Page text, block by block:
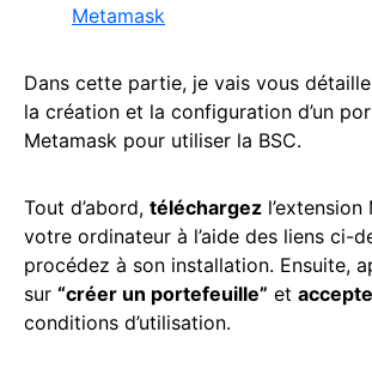
Metamask
Dans cette partie, je vais vous
la création et la configuration d’un
Metamask pour utiliser la BSC.
Tout d’abord, téléchargez
votre ordinateur à l’aide des liens ci-
procédez à son installation. Ensuite,
sur “créer un portefeuille” et
conditions d’utilisation.